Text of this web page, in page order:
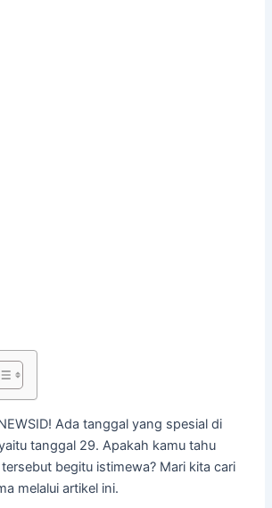
Ada tanggal yang spesial di
tanggal 29. Apakah kamu tahu
begitu istimewa? Mari kita cari
melalui artikel ini.